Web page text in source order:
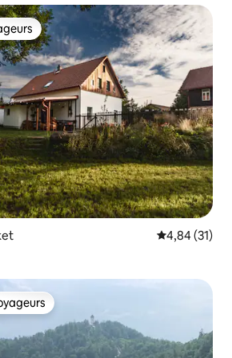
Évaluation
4,84 (31)
les plus appréciés